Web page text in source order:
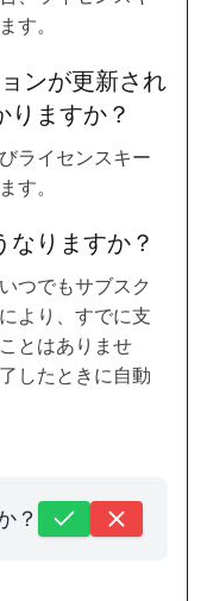
す。
ンが更新され
りますか？
ライセンスキー
す。
りますか？
つでもサブスク
より、すでに支
とはありませ
したときに自動
？